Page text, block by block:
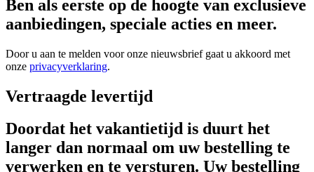
Ben als eerste op de hoogte van exclusieve
aanbiedingen, speciale acties en meer.
Door u aan te melden voor onze nieuwsbrief gaat u akkoord met
onze privacyverklaring.
Vertraagde levertijd
Doordat het vakantietijd is duurt het
langer dan normaal om uw bestelling te
verwerken en te versturen. Uw bestelling